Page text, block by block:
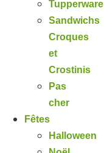
Tupperware
Sandwichs
Croques
et
Crostinis
Pas
cher
Fêtes
Halloween